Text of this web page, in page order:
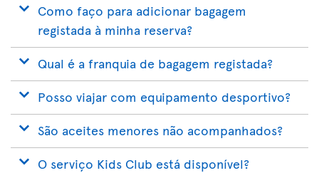
Como faço para adicionar bagagem
registada à minha reserva?
Qual é a franquia de bagagem registada?
Posso viajar com equipamento desportivo?
São aceites menores não acompanhados?
O serviço Kids Club está disponível?